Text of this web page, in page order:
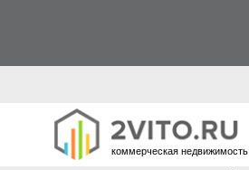
коммерческая недвижимость